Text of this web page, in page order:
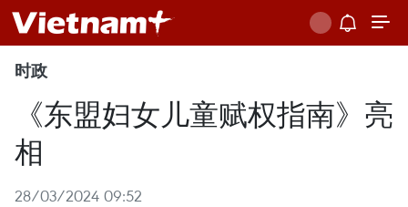
时政
《东盟妇女儿童赋权指南》亮
相
28/03/2024 09:52